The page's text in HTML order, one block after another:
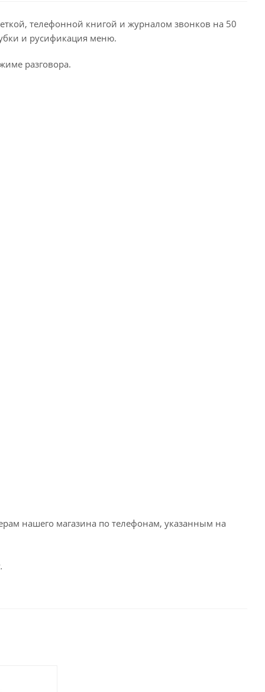
телефонной книгой и журналом звонков на 50
и русификация меню.
разговора.
нашего магазина по телефонам, указанным на